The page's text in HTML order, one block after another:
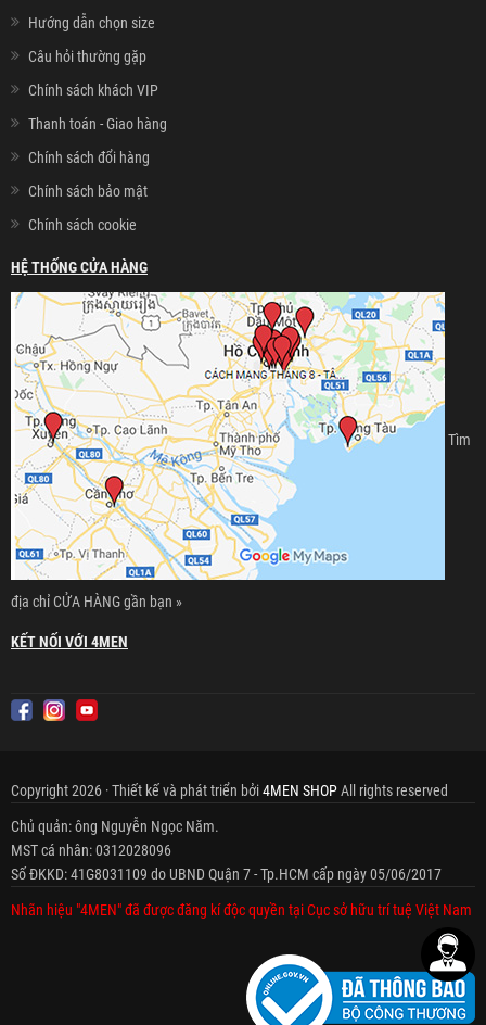
Hướng dẫn chọn size
Câu hỏi thường gặp
Chính sách khách VIP
Thanh toán - Giao hàng
Chính sách đổi hàng
Chính sách bảo mật
Chính sách cookie
HỆ THỐNG CỬA HÀNG
Tìm
địa chỉ CỬA HÀNG gần bạn »
KẾT NỐI VỚI 4MEN
Copyright 2026 · Thiết kế và phát triển bởi4MEN SHOPAll rights reserved
Chủ quản: ông Nguyễn Ngọc Năm.
MST cá nhân: 0312028096
Số ĐKKD: 41G8031109 do UBND Quận 7 - Tp.HCM cấp ngày 05/06/2017
Nhãn hiệu "4MEN" đã được đăng kí độc quyền tại Cục sở hữu trí tuệ Việt Nam